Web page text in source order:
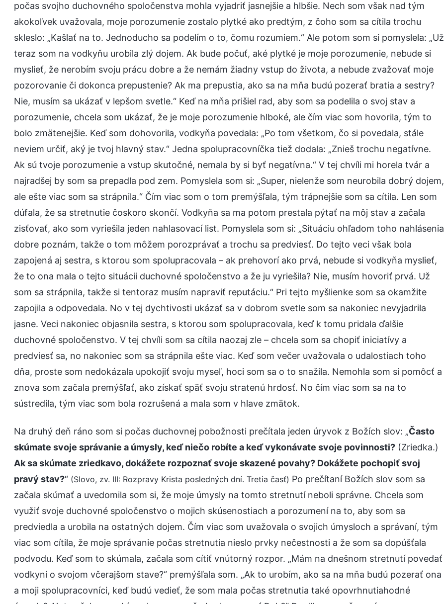
počas svojho duchovného spoločenstva mohla vyjadriť jasnejšie a hlbšie. Nech som však nad tým
akokoľvek uvažovala, moje porozumenie zostalo plytké ako predtým, z čoho som sa cítila trochu
skleslo: „Kašlať na to. Jednoducho sa podelím o to, čomu rozumiem.“ Ale potom som si pomyslela: „Už
teraz som na vodkyňu urobila zlý dojem. Ak bude počuť, aké plytké je moje porozumenie, nebude si
myslieť, že nerobím svoju prácu dobre a že nemám žiadny vstup do života, a nebude zvažovať moje
pozorovanie či dokonca prepustenie? Ak ma prepustia, ako sa na mňa budú pozerať bratia a sestry?
Nie, musím sa ukázať v lepšom svetle.“ Keď na mňa prišiel rad, aby som sa podelila o svoj stav a
porozumenie, chcela som ukázať, že je moje porozumenie hlboké, ale čím viac som hovorila, tým to
bolo zmätenejšie. Keď som dohovorila, vodkyňa povedala: „Po tom všetkom, čo si povedala, stále
neviem určiť, aký je tvoj hlavný stav.“ Jedna spolupracovníčka tiež dodala: „Znieš trochu negatívne.
Ak sú tvoje porozumenie a vstup skutočné, nemala by si byť negatívna.“ V tej chvíli mi horela tvár a
najradšej by som sa prepadla pod zem. Pomyslela som si: „Super, nielenže som neurobila dobrý dojem,
ale ešte viac som sa strápnila.“ Čím viac som o tom premýšľala, tým trápnejšie som sa cítila. Len som
dúfala, že sa stretnutie čoskoro skončí. Vodkyňa sa ma potom prestala pýtať na môj stav a začala
zisťovať, ako som vyriešila jeden nahlasovací list. Pomyslela som si: „Situáciu ohľadom toho nahlásenia
dobre poznám, takže o tom môžem porozprávať a trochu sa predviesť. Do tejto veci však bola
zapojená aj sestra, s ktorou som spolupracovala – ak prehovorí ako prvá, nebude si vodkyňa myslieť,
že to ona mala o tejto situácii duchovné spoločenstvo a že ju vyriešila? Nie, musím hovoriť prvá. Už
som sa strápnila, takže si tentoraz musím napraviť reputáciu.“ Pri tejto myšlienke som sa okamžite
zapojila a odpovedala. No v tej dychtivosti ukázať sa v dobrom svetle som sa nakoniec nevyjadrila
jasne. Veci nakoniec objasnila sestra, s ktorou som spolupracovala, keď k tomu pridala ďalšie
duchovné spoločenstvo. V tej chvíli som sa cítila naozaj zle – chcela som sa chopiť iniciatívy a
predviesť sa, no nakoniec som sa strápnila ešte viac. Keď som večer uvažovala o udalostiach toho
dňa, proste som nedokázala upokojiť svoju myseľ, hoci som sa o to snažila. Nemohla som si pomôcť a
znova som začala premýšľať, ako získať späť svoju stratenú hrdosť. No čím viac som sa na to
sústredila, tým viac som bola rozrušená a mala som v hlave zmätok.
Na druhý deň ráno som si počas duchovnej pobožnosti prečítala jeden úryvok z Božích slov: „Často
skúmate svoje správanie a úmysly, keď niečo robíte a keď vykonávate svoje povinnosti? (Zriedka.)
Ak sa skúmate zriedkavo, dokážete rozpoznať svoje skazené povahy? Dokážete pochopiť svoj
pravý stav?“ (Slovo, zv. III: Rozpravy Krista posledných dní. Tretia časť) Po prečítaní Božích slov som sa
začala skúmať a uvedomila som si, že moje úmysly na tomto stretnutí neboli správne. Chcela som
využiť svoje duchovné spoločenstvo o mojich skúsenostiach a porozumení na to, aby som sa
predviedla a urobila na ostatných dojem. Čím viac som uvažovala o svojich úmysloch a správaní, tým
viac som cítila, že moje správanie počas stretnutia nieslo prvky nečestnosti a že som sa dopúšťala
podvodu. Keď som to skúmala, začala som cítiť vnútorný rozpor. „Mám na dnešnom stretnutí povedať
vodkyni o svojom včerajšom stave?“ premýšľala som. „Ak to urobím, ako sa na mňa budú pozerať ona
a moji spolupracovníci, keď budú vedieť, že som mala počas stretnutia také opovrhnutiahodné